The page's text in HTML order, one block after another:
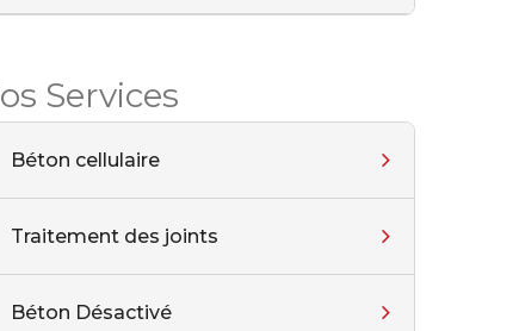
Services
Béton cellulaire
Traitement des joints
Béton Désactivé